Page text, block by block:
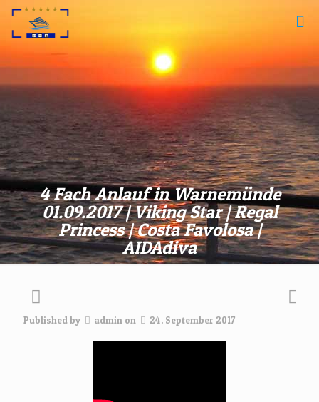
4 Fach Anlauf in Warnemünde
01.09.2017 | Viking Star | Regal
Princess | Costa Favolosa |
AIDAdiva
Published by admin on 24. September 2017